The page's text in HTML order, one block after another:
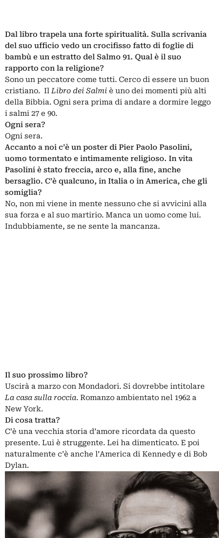
Dal libro trapela una forte spiritualità. Sulla scrivania
del suo ufficio vedo un crocifisso fatto di foglie di
bambù e un estratto del Salmo 91. Qual è il suo
rapporto con la religione?
Sono un peccatore come tutti. Cerco di essere un buon
cristiano. IlLibro dei Salmi è uno dei momenti più alti
della Bibbia. Ogni sera prima di andare a dormire leggo
i salmi 27 e 90.
Ogni sera?
Ogni sera.
Accanto a noi c’è un poster di Pier Paolo Pasolini,
uomo tormentato e intimamente religioso. In vita
Pasolini è stato freccia, arco e, alla fine, anche
bersaglio. C’è qualcuno, in Italia o in America, che gli
somiglia?
No, non mi viene in mente nessuno che si avvicini alla
sua forza e al suo martirio. Manca un uomo come lui.
Indubbiamente, se ne sente la mancanza.
Il suo prossimo libro?
Uscirà a marzo con Mondadori. Si dovrebbe intitolare
La casa sulla roccia. Romanzo ambientato nel 1962 a
New York.
Di cosa tratta?
C’è una vecchia storia d’amore ricordata da questo
presente. Lui è struggente. Lei ha dimenticato. E poi
naturalmente c’è anche l’America di Kennedy e di Bob
Dylan.